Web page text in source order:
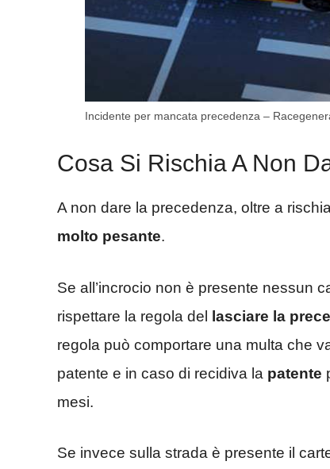
Incidente per mancata precedenza –
Cosa Si Rischia A Non
A non dare la precedenza, oltre a
molto pesante.
Se all’incrocio non è presente nessun
rispettare la regola del lasciare la
regola può comportare una multa che
patente e in caso di recidiva la patente
mesi.
Se invece sulla strada è presente il